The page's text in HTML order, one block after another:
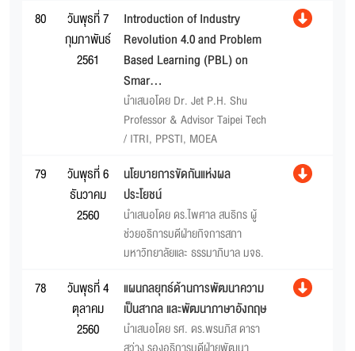
80
วันพุธที่ 7
กุมภาพันธ์
2561
Introduction of Industry
Revolution 4.0 and Problem
Based Learning (PBL) on
Smar...
นำเสนอโดย Dr. Jet P.H. Shu
Professor & Advisor Taipei Tech
/ ITRI, PPSTI, MOEA
79
วันพุธที่ 6
ธันวาคม
2560
นโยบายการขัดกันแห่งผล
ประโยชน์
นำเสนอโดย ดร.ไพศาล สนธิกร ผู้
ช่วยอธิการบดีฝ่ายกิจการสภา
มหาวิทยาลัยและ ธรรมาภิบาล มจธ.
78
วันพุธที่ 4
ตุลาคม
2560
แผนกลยุทธ์ด้านการพัฒนาความ
เป็นสากล และพัฒนาภาษาอังกฤษ
นำเสนอโดย รศ. ดร.พรนภิส ดารา